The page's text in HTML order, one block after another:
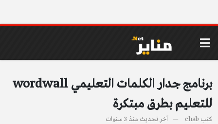
برنامج جدار الكلمات التعليمي wordwall
بطرق مبتكرة
ehab آخر تحديث منذ 3 سنوات